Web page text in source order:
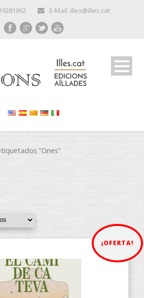
E-Mail: illes@illes.cat
“Ones”
¡OFERTA!